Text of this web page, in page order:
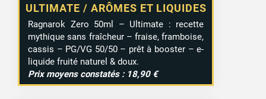
ULTIMATE / ARÔMES ET LIQUIDES
Ragnarok Zero 50ml – Ultimate : recette
mythique sans fraîcheur – fraise, framboise,
cassis – PG/VG 50/50 – prêt à booster – e-
liquide fruité naturel & doux.
Prix moyens constatés : 18,90 €